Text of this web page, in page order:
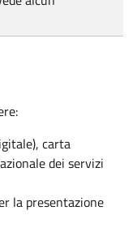
carta
dei servizi
la presentazione